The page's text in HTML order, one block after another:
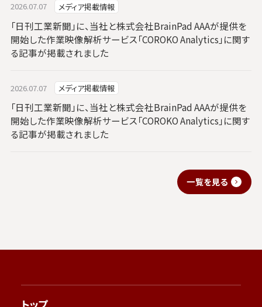
2026.07.07 メディア掲載情報
「日刊工業新聞」に、当社と株式会社BrainPad AAAが提供を
開始した作業映像解析サービス「COROKO Analytics」に関す
る記事が掲載されました
2026.07.07 メディア掲載情報
「日刊工業新聞」に、当社と株式会社BrainPad AAAが提供を
開始した作業映像解析サービス「COROKO Analytics」に関す
る記事が掲載されました
一覧を見る
トップ